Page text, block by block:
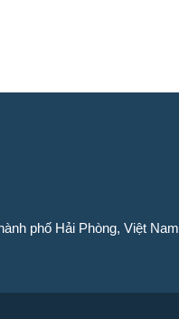
phố Hải Phòng, Việt Nam